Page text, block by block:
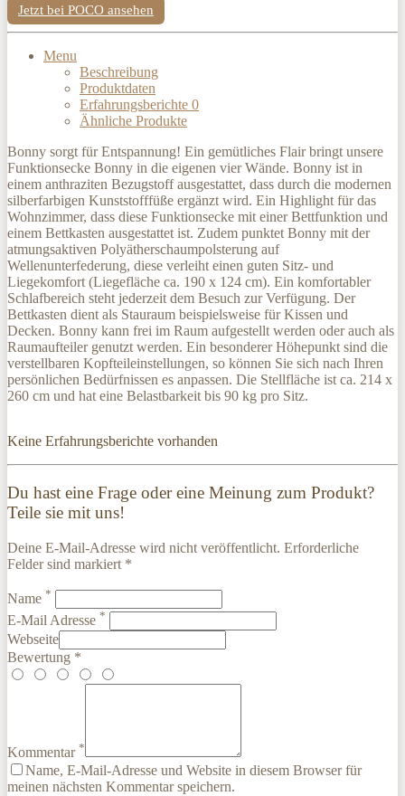
Jetzt bei POCO ansehen
Menu
Beschreibung
Produktdaten
Erfahrungsberichte 0
Ähnliche Produkte
Bonny sorgt für Entspannung! Ein gemütliches Flair bringt unsere
Funktionsecke Bonny in die eigenen vier Wände. Bonny ist in
einem anthraziten Bezugstoff ausgestattet, dass durch die modernen
silberfarbigen Kunststofffüße ergänzt wird. Ein Highlight für das
Wohnzimmer, dass diese Funktionsecke mit einer Bettfunktion und
einem Bettkasten ausgestattet ist. Zudem punktet Bonny mit der
atmungsaktiven Polyätherschaumpolsterung auf
Wellenunterfederung, diese verleiht einen guten Sitz- und
Liegekomfort (Liegefläche ca. 190 x 124 cm). Ein komfortabler
Schlafbereich steht jederzeit dem Besuch zur Verfügung. Der
Bettkasten dient als Stauraum beispielsweise für Kissen und
Decken. Bonny kann frei im Raum aufgestellt werden oder auch als
Raumaufteiler genutzt werden. Ein besonderer Höhepunkt sind die
verstellbaren Kopfteileinstellungen, so können Sie sich nach Ihren
persönlichen Bedürfnissen es anpassen. Die Stellfläche ist ca. 214 x
260 cm und hat eine Belastbarkeit bis 90 kg pro Sitz.
Keine Erfahrungsberichte vorhanden
Du hast eine Frage oder eine Meinung zum Produkt?
Teile sie mit uns!
Deine E-Mail-Adresse wird nicht veröffentlicht. Erforderliche
Felder sind markiert *
Name *
E-Mail Adresse *
Webseite
Bewertung *
Kommentar *
Name, E-Mail-Adresse und Website in diesem Browser für
meinen nächsten Kommentar speichern.